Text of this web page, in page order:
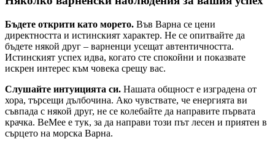
Бъдете открити като морето. Във Варна се цени
директността и истинският характер. Не се опитвайте да
бъдете някой друг – варненци усещат автентичността.
Истинският успех идва, когато сте спокойни и показвате
искрен интерес към човека срещу вас.
Слушайте интуицията си. Нашата общност е изградена от
хора, търсещи дълбочина. Ако чувствате, че енергията ви
съвпада с някой друг, не се колебайте да направите първата
крачка. BeMee е тук, за да направи този път лесен и приятен в
сърцето на морска Варна.